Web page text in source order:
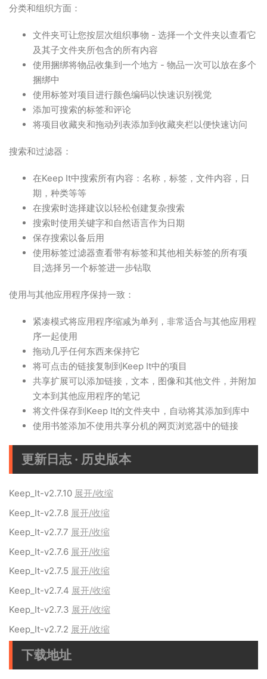
分类和组织方面：
文件夹可让您按层次组织事物 - 选择一个文件夹以查看它
及其子文件夹所包含的所有内容
使用捆绑将物品收集到一个地方 - 物品一次可以放在多个
捆绑中
使用标签对项目进行颜色编码以快速识别视觉
添加可搜索的标签和评论
将项目收藏夹和拖动列表添加到收藏夹栏以便快速访问
搜索和过滤器：
在Keep It中搜索所有内容：名称，标签，文件内容，日
期，种类等等
在搜索时选择建议以轻松创建复杂搜索
搜索时使用关键字和自然语言作为日期
保存搜索以备后用
使用标签过滤器查看带有标签和其他相关标签的所有项
目;选择另一个标签进一步钻取
使用与其他应用程序保持一致：
紧凑模式将应用程序缩减为单列，非常适合与其他应用程
序一起使用
拖动几乎任何东西来保持它
将可点击的链接复制到Keep It中的项目
共享扩展可以添加链接，文本，图像和其他文件，并附加
文本到其他应用程序的笔记
将文件保存到Keep It的文件夹中，自动将其添加到库中
使用书签添加不使用共享分机的网页浏览器中的链接
更新日志 · 历史版本
Keep_It-v2.7.10 展开/收缩
Keep_It-v2.7.8 展开/收缩
Keep_It-v2.7.7 展开/收缩
Keep_It-v2.7.6 展开/收缩
Keep_It-v2.7.5 展开/收缩
Keep_It-v2.7.4 展开/收缩
Keep_It-v2.7.3 展开/收缩
Keep_It-v2.7.2 展开/收缩
下载地址